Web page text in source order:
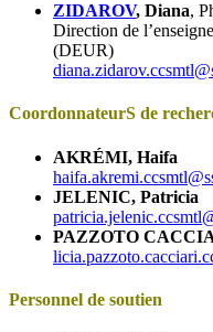
ZIDAROV, Diana,
Direction de
(DEUR)
CoordonnateurS de
AKRÉMI, Haifa
JELENIC, Patricia
PAZZOTO
Personnel de soutien